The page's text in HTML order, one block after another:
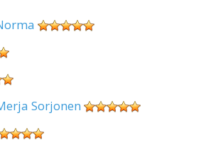
Sorjonen